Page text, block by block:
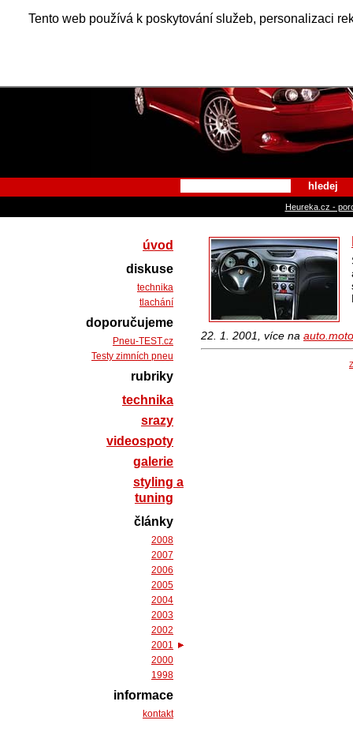
Tento web používá k poskytování služeb, personalizaci
Alfa
hledej
Heureka.cz -
22. 1. 2001, více na
úvod
diskuse
technika
tlachání
doporučujeme
Pneu-TEST.cz
Testy zimních pneu
rubriky
technika
srazy
videospoty
galerie
styling a
tuning
články
2008
2007
2006
2005
2004
2003
2002
2001
2000
1998
informace
kontakt